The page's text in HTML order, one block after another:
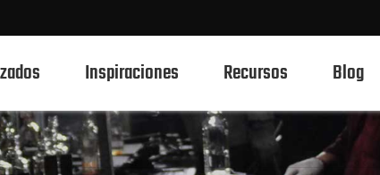
Inspiraciones Recursos Blog